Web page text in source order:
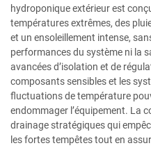
hydroponique extérieur est
températures extrêmes, des
et un ensoleillement intense,
performances du système ni la
avancées d’isolation et de
composants sensibles et les
fluctuations de température
endommager l’équipement. La
drainage stratégiques qui
les fortes tempêtes tout en